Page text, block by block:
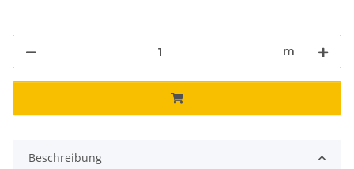
m
Beschreibung